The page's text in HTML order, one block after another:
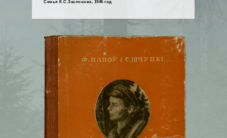
Семья К.С.Заслонова, 1946 год